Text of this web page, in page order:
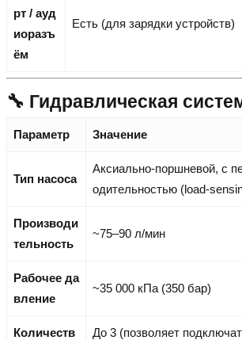
рт / ауд
иоразъ
ём
Есть (для зарядки устройств)
🔧 Гидравлическая
Параметр Значение
Тип насоса
Аксиально-поршневой, с
одительностью (load-
Производи
тельность
~75–90 л/мин
Рабочее да
вление
~35 000 кПа (350 бар)
Количеств
До 3 (позволяет